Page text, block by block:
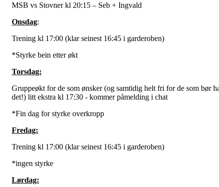
MSB vs Stovner kl 20:15 – Seb + Ingvald
Onsdag:
Trening kl 17:00 (klar seinest 16:45 i garderoben)
*Styrke bein etter økt
Torsdag:
Gruppeøkt for de som ønsker (og samtidig helt fri for de som bør
det!) litt ekstra kl 17:30 - kommer påmelding i chat
*Fin dag for styrke overkropp
Fredag:
Trening kl 17:00 (klar seinest 16:45 i garderoben)
*ingen styrke
Lørdag: